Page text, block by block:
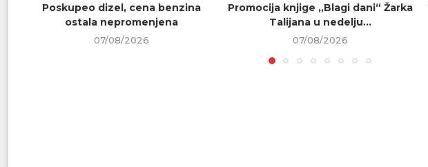
Poskupeo dizel, cena benzina
ostala nepromenjena
07/08/2026
Promocija knjige „Blagi dani“ Žarka
Talijana u nedelju...
07/08/2026